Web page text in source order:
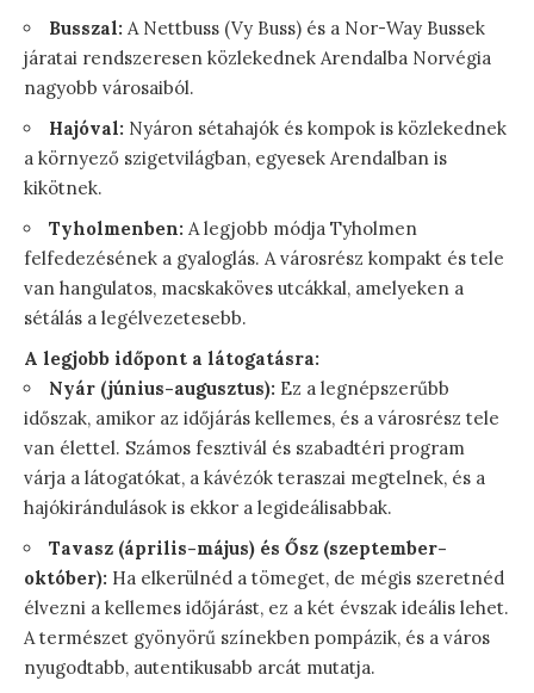
Busszal: A Nettbuss (Vy Buss) és a Nor-Way Bussek
járatai rendszeresen közlekednek Arendalba Norvégia
nagyobb városaiból.
Hajóval: Nyáron sétahajók és kompok is közlekednek
a környező szigetvilágban, egyesek Arendalban is
kikötnek.
Tyholmenben: A legjobb módja Tyholmen
felfedezésének a gyaloglás. A városrész kompakt és tele
van hangulatos, macskaköves utcákkal, amelyeken a
sétálás a legélvezetesebb.
A legjobb időpont a látogatásra:
Nyár (június-augusztus): Ez a legnépszerűbb
időszak, amikor az időjárás kellemes, és a városrész tele
van élettel. Számos fesztivál és szabadtéri program
várja a látogatókat, a kávézók teraszai megtelnek, és a
hajókirándulások is ekkor a legideálisabbak.
Tavasz (április-május) és Ősz (szeptember-
október): Ha elkerülnéd a tömeget, de mégis szeretnéd
élvezni a kellemes időjárást, ez a két évszak ideális lehet.
A természet gyönyörű színekben pompázik, és a város
nyugodtabb, autentikusabb arcát mutatja.